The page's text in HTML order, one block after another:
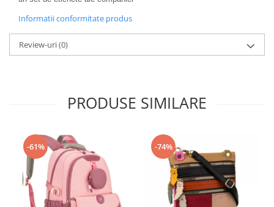
Informatii conformitate produs
Review-uri(0)
PRODUSE SIMILARE
-61% -74%